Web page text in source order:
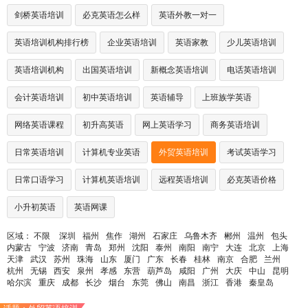
剑桥英语培训 必克英语怎么样 英语外教一对一
英语培训机构排行榜 企业英语培训 英语家教 少儿英语培训
英语培训机构 出国英语培训 新概念英语培训 电话英语培训
会计英语培训 初中英语培训 英语辅导 上班族学英语
网络英语课程 初升高英语 网上英语学习 商务英语培训
日常英语培训 计算机专业英语 外贸英语培训 考试英语学习
日常口语学习 计算机英语培训 远程英语培训 必克英语价格
小升初英语 英语网课
区域： 不限 深圳 福州 焦作 湖州 石家庄 乌鲁木齐 郴州 温州
包头
内蒙古
宁波 济南 青岛 郑州 沈阳 泰州 南阳 南宁 大连 北京
上海
天津
武汉 苏州 珠海 山东 厦门 广东 长春 桂林 南京 合肥
兰州
杭州
无锡 西安 泉州 孝感 东营 葫芦岛 咸阳 广州 大庆 中山
昆明
哈尔滨
重庆 成都 长沙 烟台 东莞 佛山 南昌 浙江 香港 秦皇岛